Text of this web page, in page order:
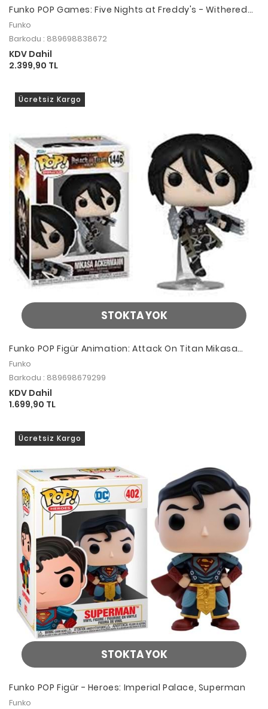
Funko POP Games: Five Nights at Freddy's - Withered
Freddy
Funko
Barkodu : 889698838672
KDV Dahil
2.399,90 TL
STOKTA YOK
Ücretsiz Kargo
Funko POP Figür Animation: Attack On Titan Mikasa
Ackermann
Funko
Barkodu : 889698679299
KDV Dahil
1.699,90 TL
STOKTA YOK
Ücretsiz Kargo
Funko POP Figür - Heroes: Imperial Palace, Superman
Funko